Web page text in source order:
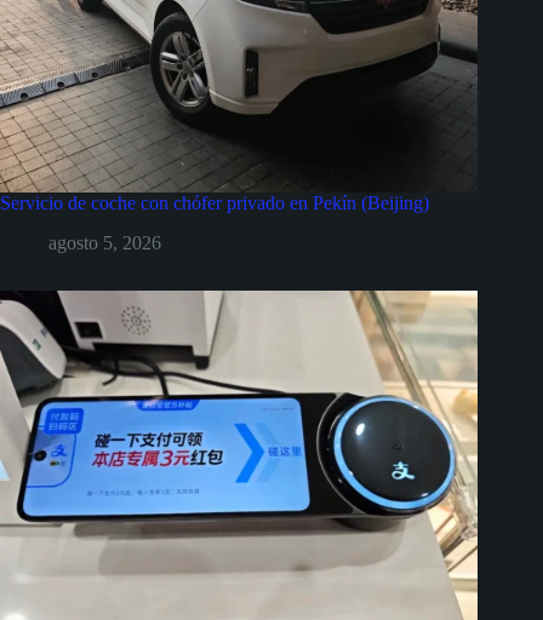
Servicio de coche con chófer privado en Pekín (Beijing)
agosto 5, 2026